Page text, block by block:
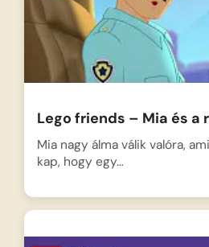
Lego friends – Mia és a
Mia nagy álma válik valóra,
kap, hogy egy…